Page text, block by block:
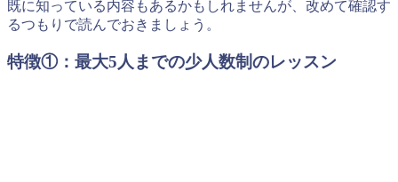
既に知っている内容もあるかもしれませんが、改めて確認す
るつもりで読んでおきましょう。
特徴①：最大5人までの少人数制のレッスン